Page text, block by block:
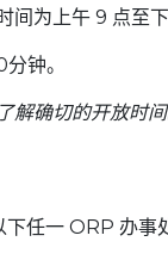
间为上午 9 点至
钟。
解确切的开放时间
任一 ORP 办事